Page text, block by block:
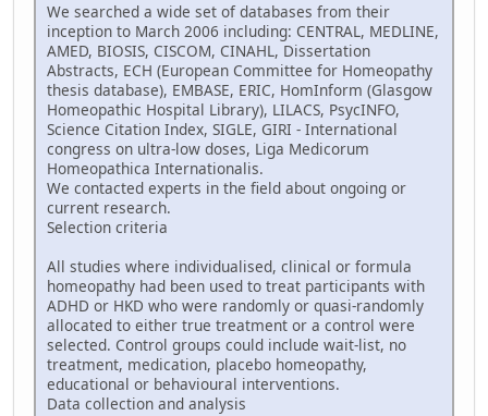
We searched a wide set of databases from their
inception to March 2006 including: CENTRAL, MEDLINE,
AMED, BIOSIS, CISCOM, CINAHL, Dissertation
Abstracts, ECH (European Committee for Homeopathy
thesis database), EMBASE, ERIC, HomInform (Glasgow
Homeopathic Hospital Library), LILACS, PsycINFO,
Science Citation Index, SIGLE, GIRI - International
congress on ultra-low doses, Liga Medicorum
Homeopathica Internationalis.
We contacted experts in the field about ongoing or
current research.
Selection criteria
All studies where individualised, clinical or formula
homeopathy had been used to treat participants with
ADHD or HKD who were randomly or quasi-randomly
allocated to either true treatment or a control were
selected. Control groups could include wait-list, no
treatment, medication, placebo homeopathy,
educational or behavioural interventions.
Data collection and analysis